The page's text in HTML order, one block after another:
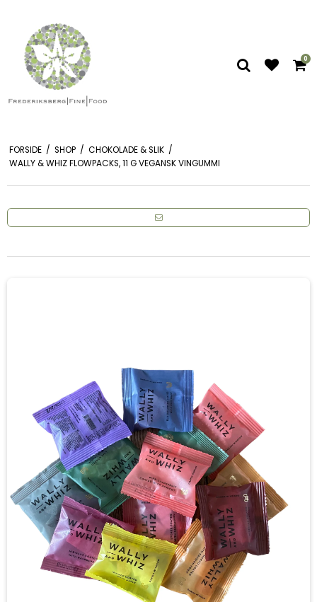
0
FORSIDE / SHOP / CHOKOLADE & SLIK /
WALLY & WHIZ FLOWPACKS, 11 G VEGANSK VINGUMMI